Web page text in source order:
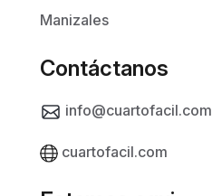
Manizales
Contáctanos
info@cuartofacil.com
cuartofacil.com